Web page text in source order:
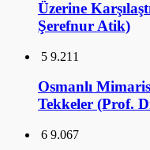
Üzerine
Şerefnur Atik)
5 9.211
Osmanlı
Tekkeler (Prof.
6 9.067